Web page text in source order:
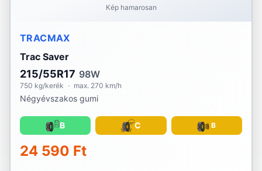
Kép hamarosan
TRACMAX
Trac Saver
215/55R17 98W
750 kg/kerék · max. 270 km/h
Négyévszakos gumi
B C B
24 590 Ft